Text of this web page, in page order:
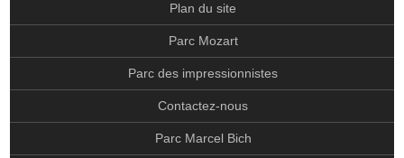
PARC DES IMPRESSIONNISTES
CONTACTEZ-NOUS
PARC MARCEL BICH
AUTRES
SE LOGER
Plan du site
Parc Mozart
Parc des impressionnistes
Contactez-nous
Parc Marcel Bich